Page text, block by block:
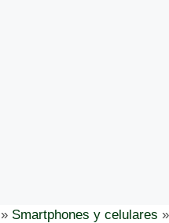
» Smartphones y celulares »